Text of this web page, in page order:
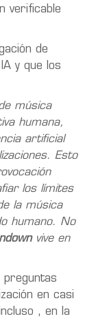
verificable
de
y que los
música
humana,
artificial
Esto
los límites
la música
humano. No
vive en
preguntas
en casi
, en la